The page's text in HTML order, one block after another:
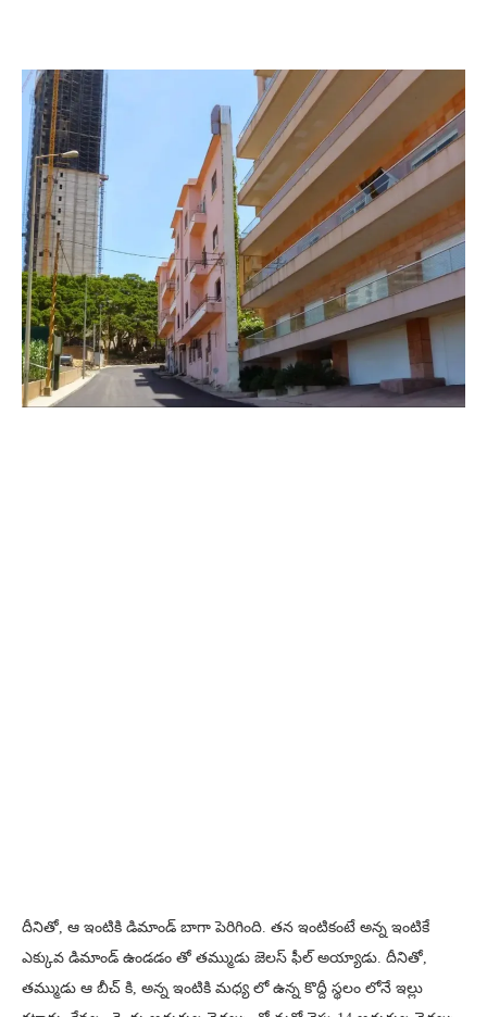
దీనితో, ఆ ఇంటికి డిమాండ్ బాగా పెరిగింది. తన ఇంటికంటే అన్న ఇంటికే
ఎక్కువ డిమాండ్ ఉండడం తో తమ్ముడు జెలస్ ఫీల్ అయ్యాడు. దీనితో,
తమ్ముడు ఆ బీచ్ కి, అన్న ఇంటికి మధ్య లో ఉన్న కొద్దీ స్థలం లోనే ఇల్లు